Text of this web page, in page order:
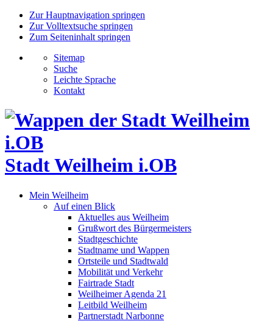
Zur Hauptnavigation springen
Zur Volltextsuche springen
Zum Seiteninhalt springen
Sitemap
Suche
Leichte Sprache
Kontakt
Stadt Weilheim i.OB
Mein Weilheim
Auf einen Blick
Aktuelles aus Weilheim
Grußwort des Bürgermeisters
Stadtgeschichte
Stadtname und Wappen
Ortsteile und Stadtwald
Mobilität und Verkehr
Fairtrade Stadt
Weilheimer Agenda 21
Leitbild Weilheim
Partnerstadt Narbonne